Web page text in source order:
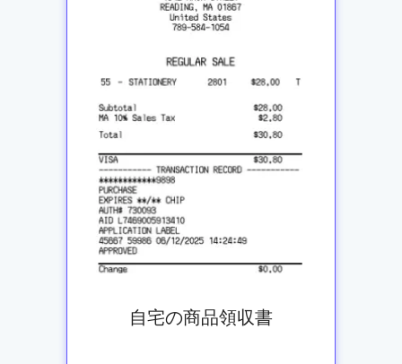
自宅の商品領収書